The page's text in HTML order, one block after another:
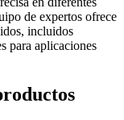
de expertos ofrece
incluidos
para aplicaciones